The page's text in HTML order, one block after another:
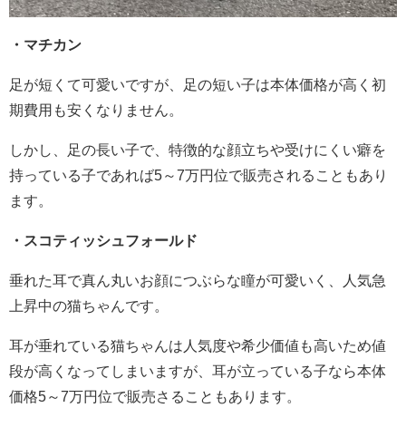
・マチカン
足が短くて可愛いですが、足の短い子は本体価格が高く初
期費用も安くなりません。
しかし、足の長い子で、特徴的な顔立ちや受けにくい癖を
持っている子であれば5～7万円位で販売されることもあり
ます。
・スコティッシュフォールド
垂れた耳で真ん丸いお顔につぶらな瞳が可愛いく、人気急
上昇中の猫ちゃんです。
耳が垂れている猫ちゃんは人気度や希少価値も高いため値
段が高くなってしまいますが、耳が立っている子なら本体
価格5～7万円位で販売さることもあります。